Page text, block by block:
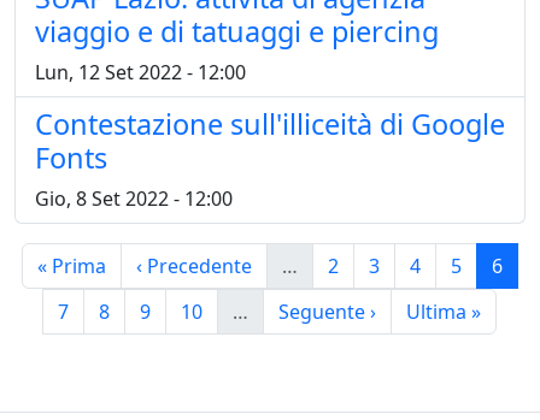
viaggio e di tatuaggi e piercing
Lun, 12 Set 2022 - 12:00
Contestazione sull'illiceità di Google
Fonts
Gio, 8 Set 2022 - 12:00
Paginazione
Prima pagina
« Prima Pagina precedente
‹ Precedente … Pagina
2 Pagina
3 Pagina
4 Pagina
5
6
Pagina
7 Pagina
8 Pagina
9 Pagina
10 … Pagina successiva
Seguente › Ultima pagina
Ultima »